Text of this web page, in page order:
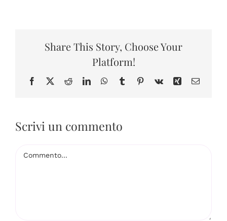
Share This Story, Choose Your
Platform!
Facebook
X RedditLinkedInWhatsApp
TumblrPinterest
Vk Xing Email
Scrivi un commento